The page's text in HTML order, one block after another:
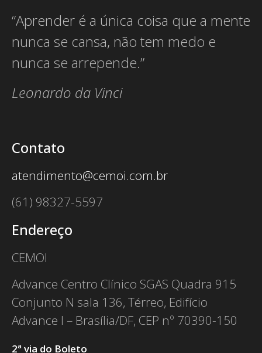
“Aprender é a única coisa que a mente
nunca se cansa, não tem medo e
nunca se arrepende.”
Leonardo da Vinci
Contato
atendimento@cemoi.com.br
(61) 98327-5597
Endereço
CEMOI
Advance Centro Clínico SGAS Quadra 915
Conjunto N sala 136, Térreo, Edifício
Advance I – Brasília/DF, CEP nº 70390-150
2ª via do Boleto